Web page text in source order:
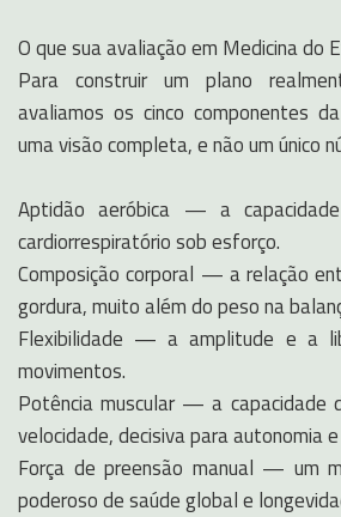
O que sua avaliação em Medicina do
Para construir um plano
avaliamos os cinco componentes
uma visão completa, e não um único
Aptidão aeróbica — a
cardiorrespiratório sob esforço.
Composição corporal — a relação
gordura, muito além do peso na
Flexibilidade — a amplitude e a
movimentos.
Potência muscular — a capacidade
velocidade, decisiva para autonomia
Força de preensão manual — um
poderoso de saúde global e